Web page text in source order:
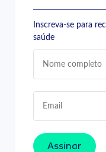
Inscreva-se para
saúde
Assinar